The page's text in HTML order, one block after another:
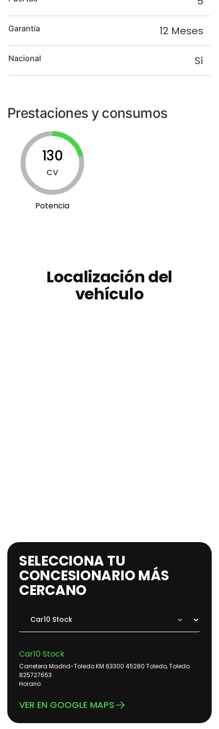
Garantía 12 Meses
Nacional Sí
Prestaciones y consumos
130
CV
Potencia
Localización del
vehículo
SELECCIONA TU
CONCESIONARIO MÁS
CERCANO
Car10 Stock
Carretera Madrid-Toledo KM 63300 45280 Toledo, Toledo
825727653
Horario:
VER EN GOOGLE MAPS